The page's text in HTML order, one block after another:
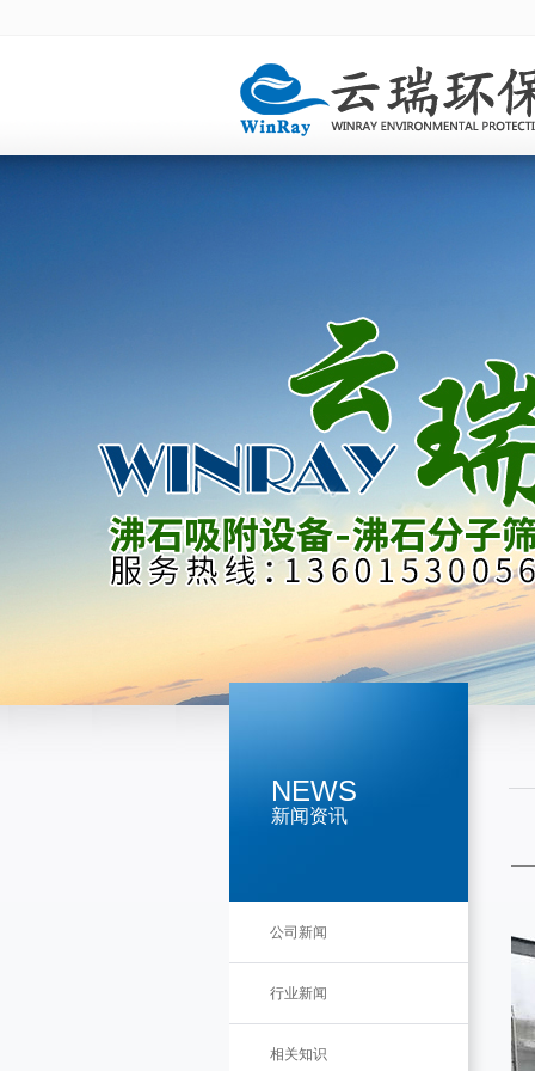
NEWS
新闻资讯
公司新闻
行业新闻
相关知识